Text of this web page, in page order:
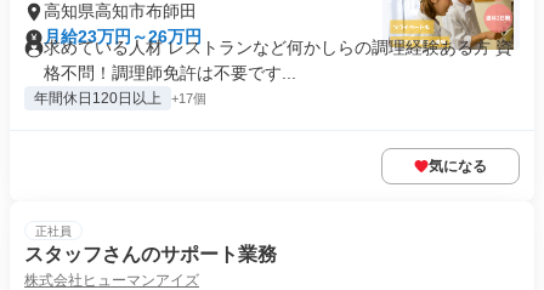
高知県高知市布師田
月給23万円～26万円
求めている人材 レストランなど何かしらの調理経験ある方 資
格不問！調理師免許は不要です...
年間休日120日以上 +17個
気になる
正社員
スタッフさんのサポート業務
株式会社ヒューマンアイズ